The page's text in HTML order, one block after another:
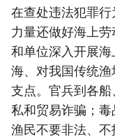
在查处违法犯罪
力量还做好海上
和单位深入开展
海、对我国传统
支点。官兵到各
私和贸易诈骗；
渔民不要非法、